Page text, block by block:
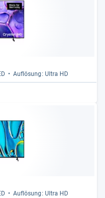
Auf­lö­sung: Ultra HD
Auf­lö­sung: Ultra HD